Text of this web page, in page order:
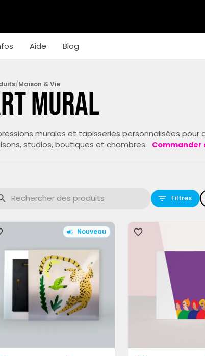
Aide Blog
/Maison & Vie
mural
murales et tapisseries personnalisées pour
studios, boutiques et chambres. Commander
Filtres
Nouveau